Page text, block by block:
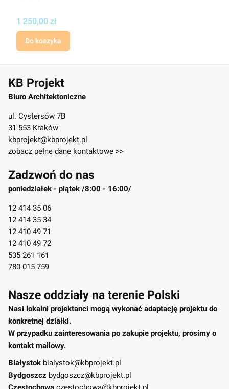
Cena projektu
1 250,00 zł
Do koszyka
KB Projekt
Biuro Architektoniczne
ul. Cystersów 7B
31-553 Kraków
kbprojekt@kbprojekt.pl
zobacz pełne dane kontaktowe >>
Zadzwoń do nas
poniedziałek - piątek /8:00 - 16:00/
12 414 35 06
12 414 35 34
12 410 49 71
12 410 49 72
535 261 161
780 015 759
Nasze oddziały na terenie Polski
Nasi lokalni projektanci mogą wykonać adaptację projektu do
konkretnej działki.
W przypadku zainteresowania po zakupie projektu, prosimy o
kontakt mailowy.
Białystok bialystok@kbprojekt.pl
Bydgoszcz bydgoszcz@kbprojekt.pl